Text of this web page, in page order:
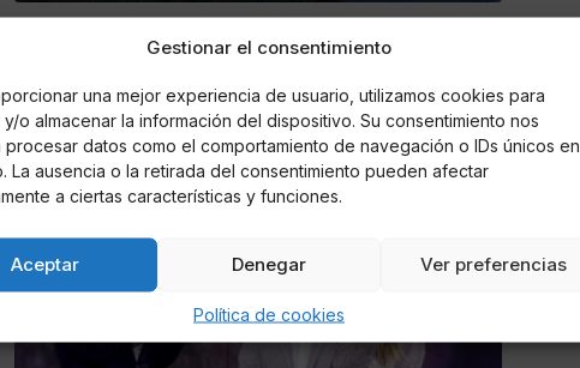
Gestionar el consentimiento
una mejor experiencia de usuario, utilizamos cookies para
o almacenar la información del dispositivo. Su consentimiento nos
procesar datos como el comportamiento de navegación o IDs únicos en
La ausencia o la retirada del consentimiento pueden afectar
a ciertas características y funciones.
Aceptar Denegar Ver preferencias
Política de cookies
El volcán de La Palma para su actividad pero
Involcan ha confirmado que el "tremor volcánico" ha
desaparecido en la zona de Cumbre Vieja
SUCESOS